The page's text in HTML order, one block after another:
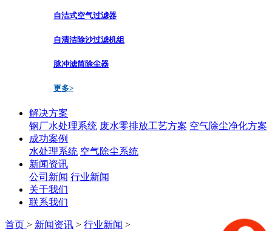
自洁式空气过滤器
自清洁除沙过滤机组
脉冲滤筒除尘器
更多>
解决方案
钢厂水处理系统 废水零排放工艺方案 空气除尘净化方案
成功案例
水处理系统 空气除尘系统
新闻资讯
公司新闻 行业新闻
关于我们
联系我们
首页 > 新闻资讯 > 行业新闻 >